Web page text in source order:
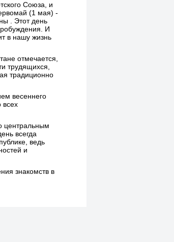
Союза, и
(1 мая) -
. Этот день
И
в нашу жизнь
отмечается,
трудящихся,
традиционно
весеннего
всех
центральным
всегда
ведь
и
знакомств в